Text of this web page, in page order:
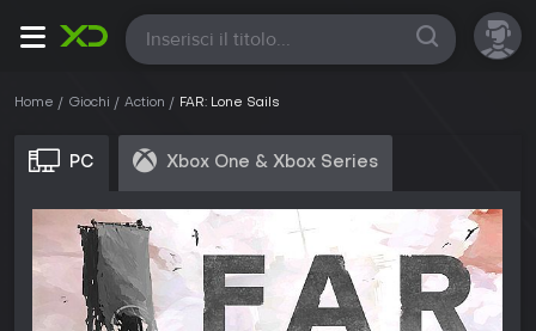
Tutte
Home Giochi Action FAR: Lone Sails
PC Xbox One & Xbox Series